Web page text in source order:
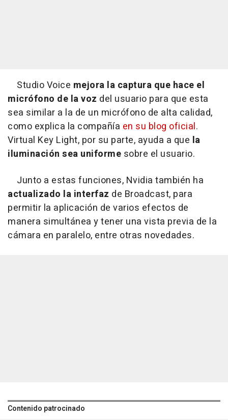
Studio Voice mejora la captura que hace el
micrófono de la voz del usuario para que esta
sea similar a la de un micrófono de alta calidad,
como explica la compañía en su blog oficial.
Virtual Key Light, por su parte, ayuda a que la
iluminación sea uniforme sobre el usuario.
Junto a estas funciones, Nvidia también ha
actualizado la interfaz de Broadcast, para
permitir la aplicación de varios efectos de
manera simultánea y tener una vista previa de la
cámara en paralelo, entre otras novedades.
Contenido patrocinado